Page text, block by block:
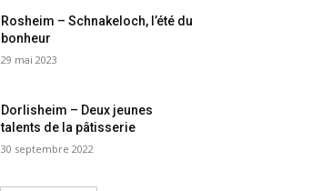
Rosheim – Schnakeloch, l’été du
bonheur
29 mai 2023
Dorlisheim – Deux jeunes
talents de la pâtisserie
30 septembre 2022